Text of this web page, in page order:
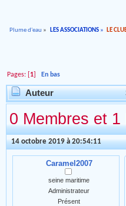
Plume d'eau » LES ASSOCIATIONS» LE
Pages: [ 1 ]En bas
Auteur
0 Membres et
14 octobre 2019 à 20:54:11
Caramel2007
seine maritime
Administrateur
Présent